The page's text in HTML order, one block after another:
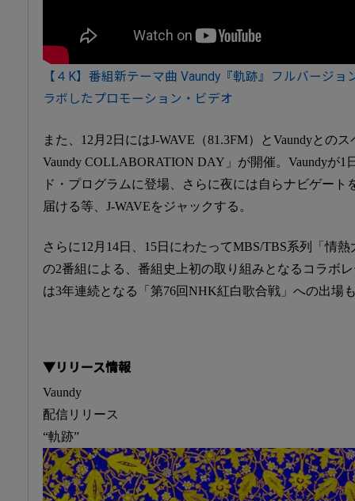
【４K】番組新テーマ曲 Vaundy『軌跡』フルバージ
ラボしたプロモーション・ビデオ
また、12月2日にはJ-WAVE（81.3FM）とVaundyとの
Vaundy COLLABORATION DAY」が開催。Vaundyが1
ド・プログラムに登場、さらに夜には自らナビゲート
届ける等、J-WAVEをジャックする。
さらに12月14日、15日にわたってMBS/TBS系列「情
の2番組による、番組史上初の取り組みとなるコラボ
は3年連続となる「第76回NHK紅白歌合戦」への出場
▼リリース情報
Vaundy
配信リリース
“軌跡”